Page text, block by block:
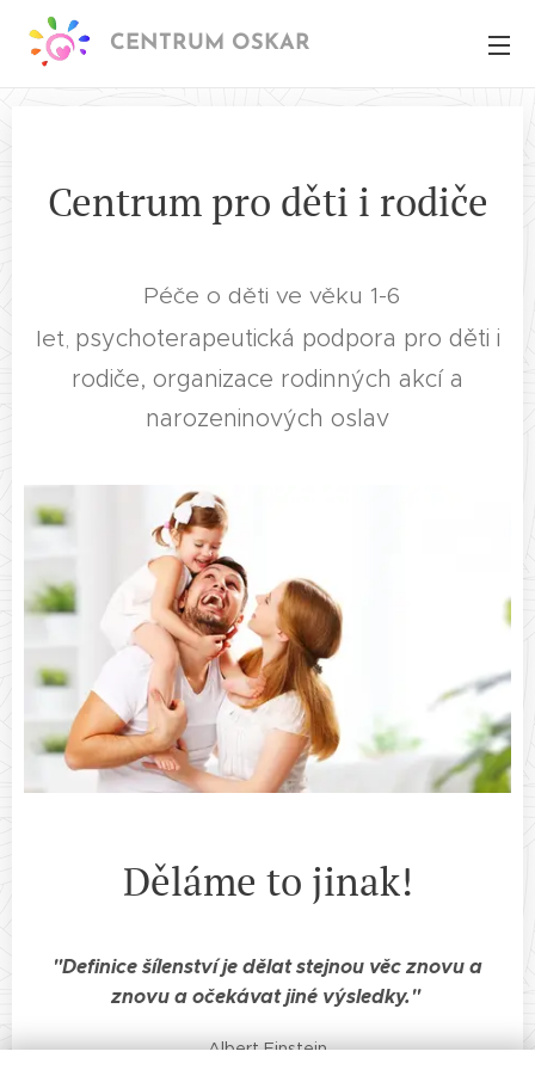
CENTRUM OSKAR
Centrum pro děti i rodiče
Péče o děti ve věku 1-6
let, psychoterapeutická podpora pro děti i
rodiče, organizace rodinných akcí a
narozeninových oslav
Děláme to jinak!
"Definice šílenství je dělat stejnou věc znovu a
znovu a očekávat jiné výsledky."
Albert Einstein